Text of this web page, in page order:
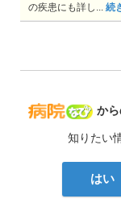
病院
から
知りたい
はい
の疾患にも詳し... 続